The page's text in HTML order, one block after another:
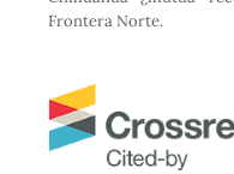
Frontera Norte.